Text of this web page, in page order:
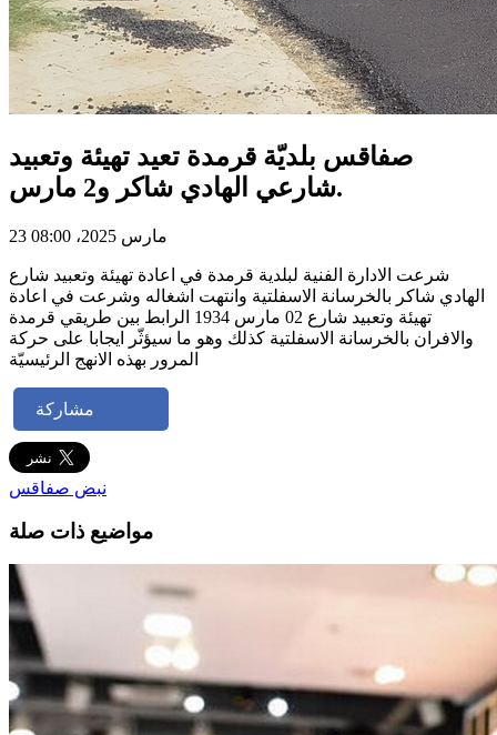
صفاقس بلديّة قرمدة تعيد تهيئة وتعبيد
شارعي الهادي شاكر و2 مارس.
23 مارس 2025، 08:00
شرعت الادارة الفنية لبلدية قرمدة في اعادة تهيئة وتعبيد شارع
الهادي شاكر بالخرسانة الاسفلتية وانتهت اشغاله وشرعت في اعادة
تهيئة وتعبيد شارع 02 مارس 1934 الرابط بين طريقي قرمدة
والافران بالخرسانة الاسفلتية كذلك وهو ما سيؤثّر ايجابا على حركة
المرور بهذه الانهج الرئيسيّة
مشاركة
نبض صفاقس
مواضيع ذات صلة